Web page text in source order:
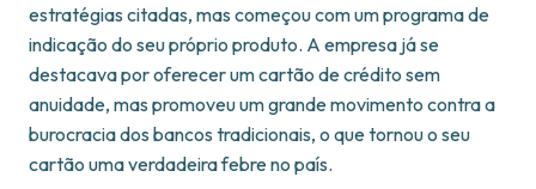
estratégias citadas, mas começou com um programa de
indicação do seu próprio produto. A empresa já se
destacava por oferecer um cartão de crédito sem
anuidade, mas promoveu um grande movimento contra a
burocracia dos bancos tradicionais, o que tornou o seu
cartão uma verdadeira febre no país.